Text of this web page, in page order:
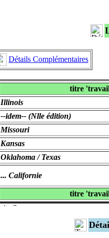
Détails Complémentaires
titre
Illinois
--idem-- (Nlle édition)
Missouri
Kansas
Oklahoma / Texas
... Californie
titre